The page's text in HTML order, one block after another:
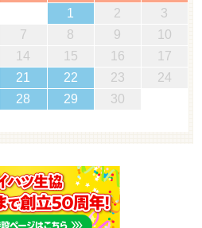
1 2
3
7 8 9
10
14 15 16
17
21 22 23
24
28 29 30